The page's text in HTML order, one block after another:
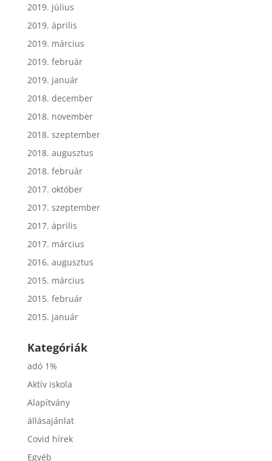
2019. július
2019. április
2019. március
2019. február
2019. január
2018. december
2018. november
2018. szeptember
2018. augusztus
2018. február
2017. október
2017. szeptember
2017. április
2017. március
2016. augusztus
2015. március
2015. február
2015. január
Kategóriák
adó 1%
Aktív iskola
Alapítvány
állásajánlat
Covid hírek
Egyéb